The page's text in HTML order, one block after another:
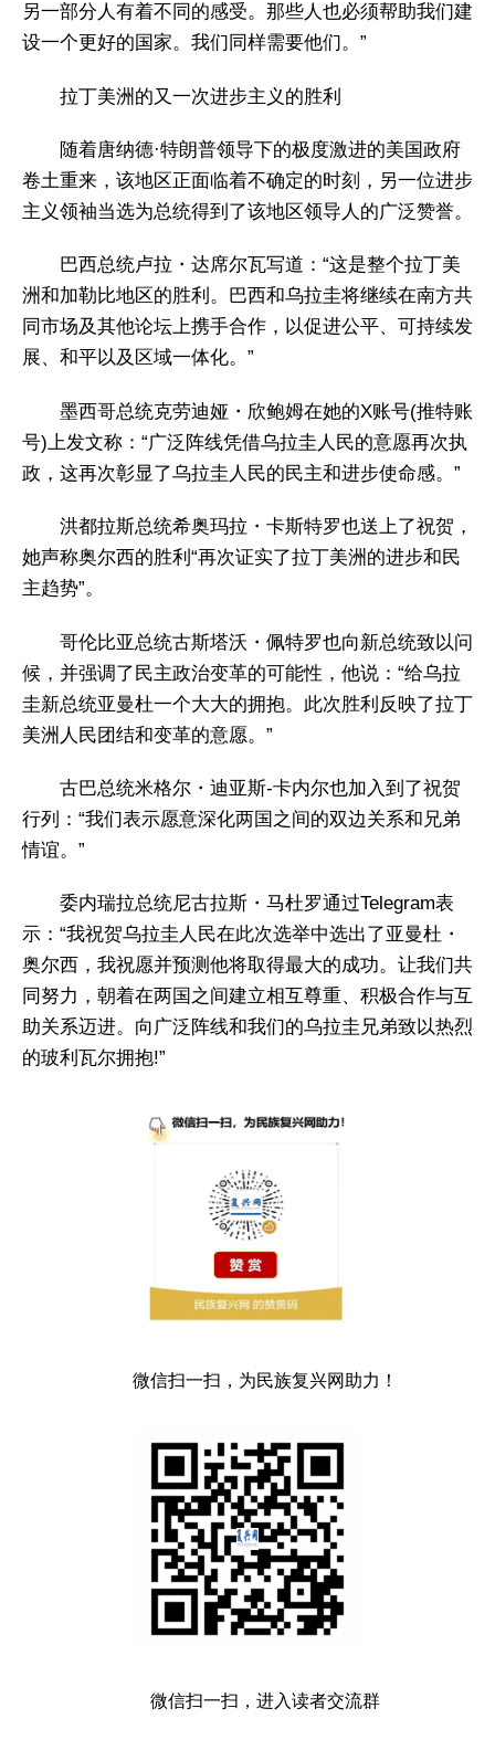
另一部分人有着不同的感受。那些人也必须帮助我们建
设一个更好的国家。我们同样需要他们。”
拉丁美洲的又一次进步主义的胜利
随着唐纳德·特朗普领导下的极度激进的美国政府
卷土重来，该地区正面临着不确定的时刻，另一位进步
主义领袖当选为总统得到了该地区领导人的广泛赞誉。
巴西总统卢拉・达席尔瓦写道：“这是整个拉丁美
洲和加勒比地区的胜利。巴西和乌拉圭将继续在南方共
同市场及其他论坛上携手合作，以促进公平、可持续发
展、和平以及区域一体化。”
墨西哥总统克劳迪娅・欣鲍姆在她的X账号(推特账
号)上发文称：“广泛阵线凭借乌拉圭人民的意愿再次执
政，这再次彰显了乌拉圭人民的民主和进步使命感。”
洪都拉斯总统希奥玛拉・卡斯特罗也送上了祝贺，
她声称奥尔西的胜利“再次证实了拉丁美洲的进步和民
主趋势”。
哥伦比亚总统古斯塔沃・佩特罗也向新总统致以问
候，并强调了民主政治变革的可能性，他说：“给乌拉
圭新总统亚曼杜一个大大的拥抱。此次胜利反映了拉丁
美洲人民团结和变革的意愿。”
古巴总统米格尔・迪亚斯-卡内尔也加入到了祝贺
行列：“我们表示愿意深化两国之间的双边关系和兄弟
情谊。”
委内瑞拉总统尼古拉斯・马杜罗通过Telegram表
示：“我祝贺乌拉圭人民在此次选举中选出了亚曼杜・
奥尔西，我祝愿并预测他将取得最大的成功。让我们共
同努力，朝着在两国之间建立相互尊重、积极合作与互
助关系迈进。向广泛阵线和我们的乌拉圭兄弟致以热烈
的玻利瓦尔拥抱!”
微信扫一扫，为民族复兴网助力！
微信扫一扫，进入读者交流群